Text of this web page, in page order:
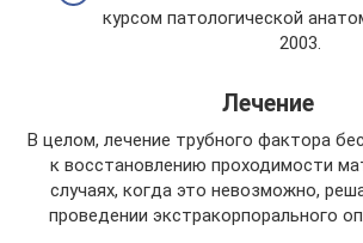
курсом патологической
2003.
Лечение
В целом, лечение трубного фактора
к восстановлению проходимости
случаях, когда это невозможно,
проведении экстракорпорального